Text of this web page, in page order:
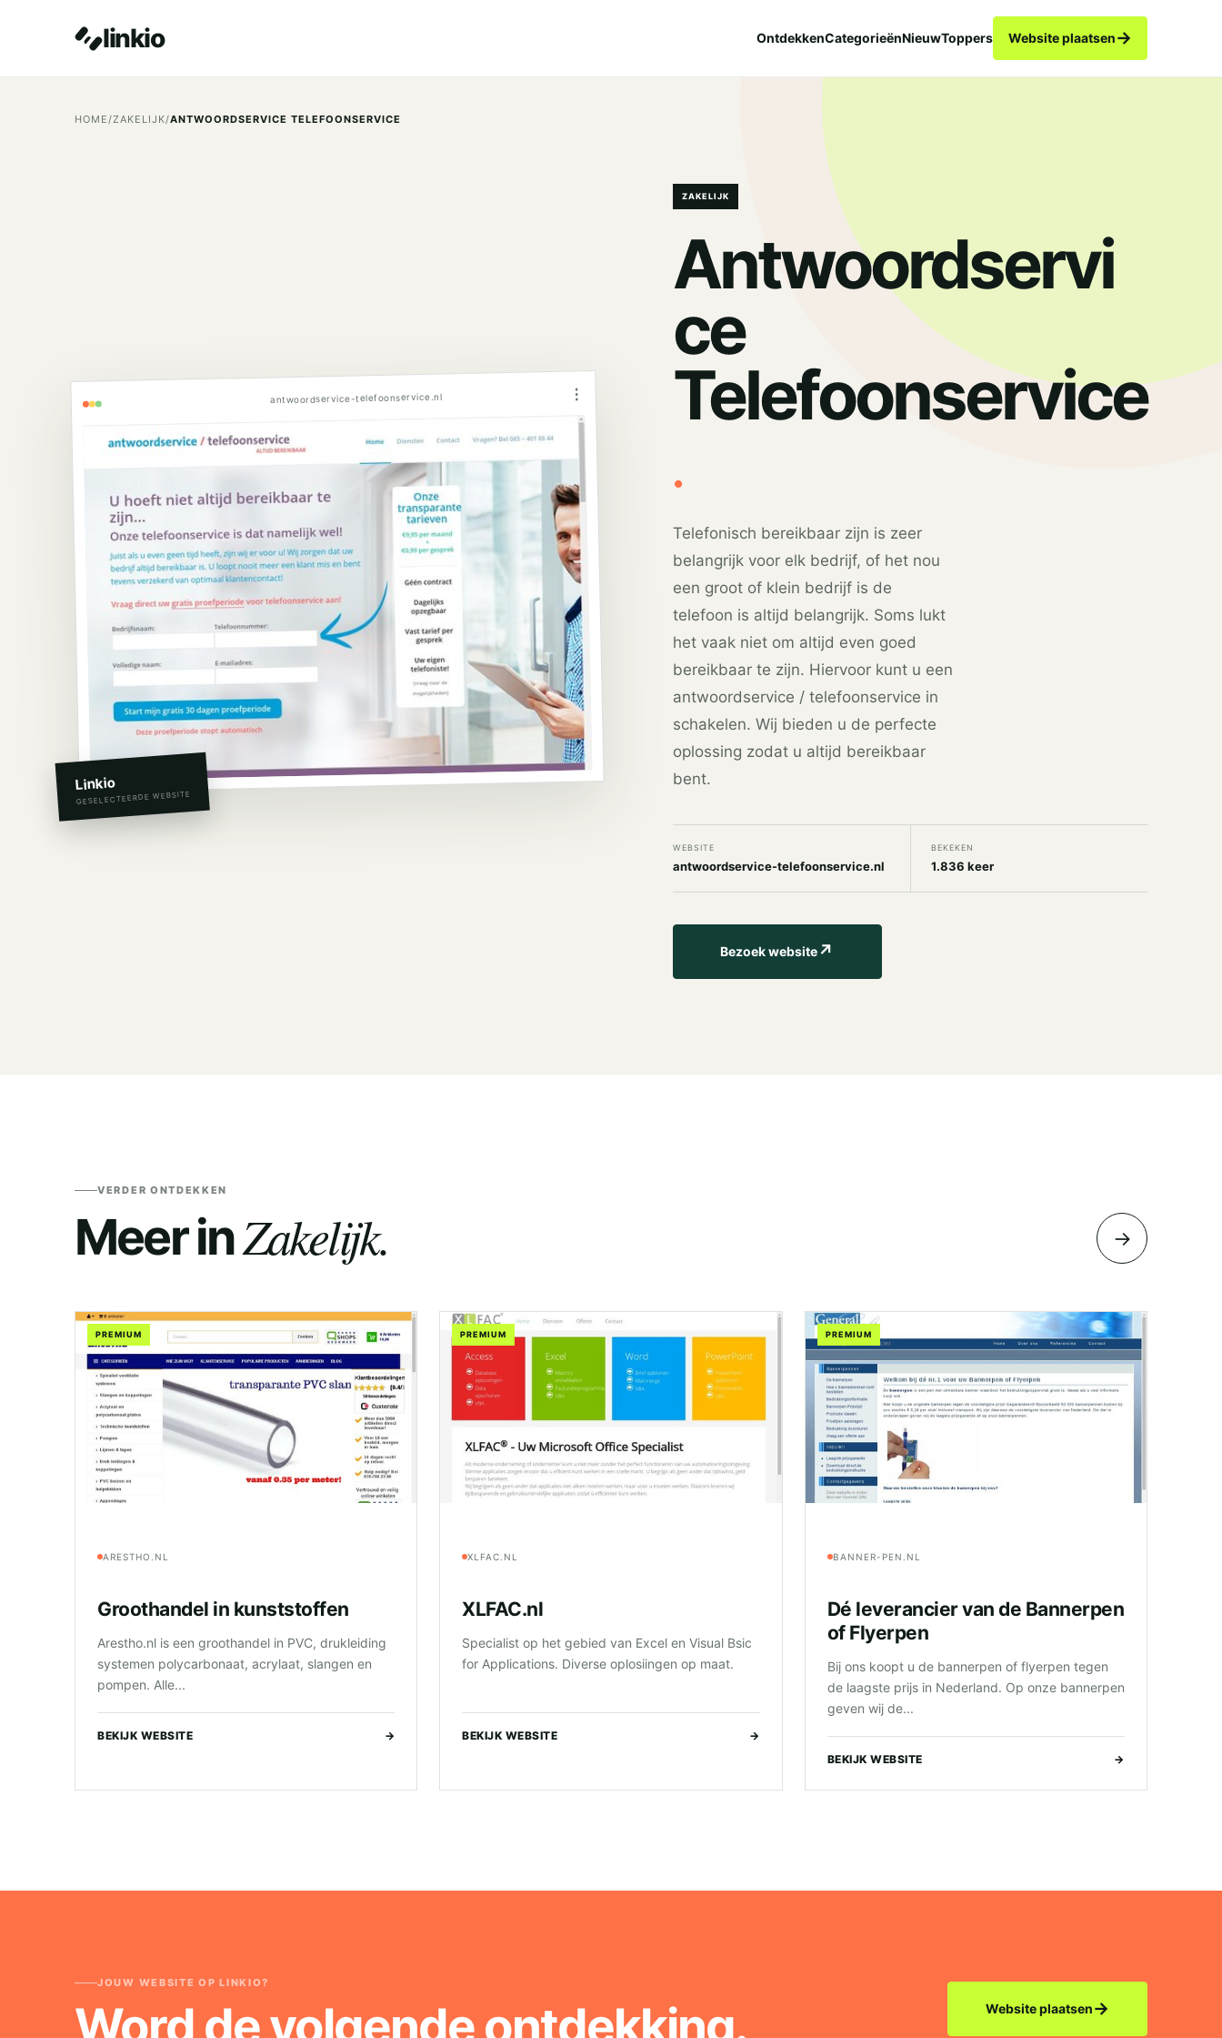
linkio OntdekkenCategorieënNieuwToppers Website plaatsen→
HOME/ZAKELIJK/ANTWOORDSERVICE TELEFOONSERVICE
antwoordservice-telefoonservice.nl ⋮
Linkio
GESELECTEERDE WEBSITE
ZAKELIJK
Antwoordservi
ce
Telefoonservice
.
Telefonisch bereikbaar zijn is zeer
belangrijk voor elk bedrijf, of het nou
een groot of klein bedrijf is de
telefoon is altijd belangrijk. Soms lukt
het vaak niet om altijd even goed
bereikbaar te zijn. Hiervoor kunt u een
antwoordservice / telefoonservice in
schakelen. Wij bieden u de perfecte
oplossing zodat u altijd bereikbaar
bent.
WEBSITE
antwoordservice-telefoonservice.nl
BEKEKEN
1.836 keer
Bezoek website↗
VERDER ONTDEKKEN
Meer inZakelijk. →
PREMIUM
ARESTHO.NL
Groothandel in kunststoffen
Arestho.nl is een groothandel in PVC, drukleiding
systemen polycarbonaat, acrylaat, slangen en
pompen. Alle...
BEKIJK WEBSITE →
PREMIUM
XLFAC.NL
XLFAC.nl
Specialist op het gebied van Excel en Visual Bsic
for Applications. Diverse oplosiingen op maat.
BEKIJK WEBSITE →
PREMIUM
BANNER-PEN.NL
Dé leverancier van de Bannerpen
of Flyerpen
Bij ons koopt u de bannerpen of flyerpen tegen
de laagste prijs in Nederland. Op onze bannerpen
geven wij de...
BEKIJK WEBSITE →
JOUW WEBSITE OP LINKIO?
Word de volgende ontdekking. Website plaatsen→